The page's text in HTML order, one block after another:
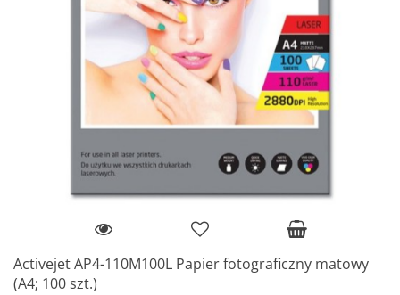
Activejet AP4-110M100L Papier fotograficzny matowy
(A4; 100 szt.)